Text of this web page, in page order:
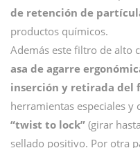
de retención de
productos químicos.
Además este filtro de alto
asa de agarre
inserción y retirada del
herramientas especiales y
“twist to lock” (girar
sellado positivo. Por otra